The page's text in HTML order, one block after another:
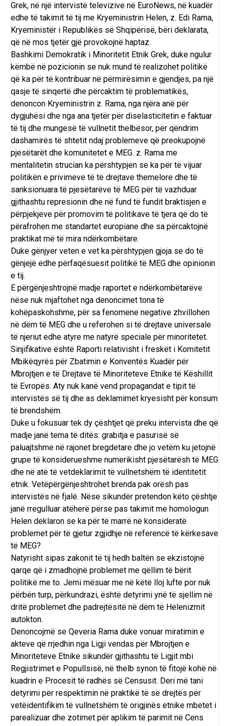
Grek, në një intervistë televizive në EuroNews, në kuadër
edhe të takimit të tij me Kryeministrin Helen, z. Edi Rama,
Kryeministër i Republikës së Shqipërisë, bëri deklarata,
që në mos tjetër gjë provokojnë haptaz.
Bashkimi Demokratik i Minoritetit Etnik Grek, duke ngulur
këmbë në pozicionin se nuk mund të realizohet politikë
që ka për të kontribuar në përmirësimin e gjendjes, pa një
qasje të sinqertë dhe përcaktim të problematikës,
denoncon Kryeministrin z. Rama, nga njëra anë për
dygjuhësi dhe nga ana tjetër për diselasticitetin e faktuar
të tij dhe mungesë të vullnetit thelbësor, për qëndrim
dashamirës të shtetit ndaj problemeve që preokupojnë
pjesëtarët dhe komunitetet e MEG. z. Rama me
mentalitetin strucian ka përshtypjen se ka për të vijuar
politikën e privimeve të të drejtave themelore dhe të
sanksionuara të pjesëtarëve të MEG për të vazhduar
gjithashtu represionin dhe në fund të fundit braktisjen e
përpjekjeve për promovim të politikave të tjera që do të
përafrohen me standartet europiane dhe sa përcaktojnë
praktikat më të mira ndërkombëtare.
Duke gënjyer veten e vet ka përshtypjen gjoja se do të
gënjejë edhe përfaqësuesit politikë të MEG dhe opinionin
e tij.
E përgënjeshtrojnë madje raportet e ndërkombëtarëve
nëse nuk mjaftohet nga denoncimet tona të
kohëpaskohshme, për sa fenomene negative zhvillohen
në dëm të MEG dhe u referohen si të drejtave universale
të njeriut edhe atyre me natyrë speciale për minoritetet.
Sinjifikative është Raporti relativisht i freskët i Komitetit
Mbikëqyrës për Zbatimin e Konventës Kuadër për
Mbrojtjen e të Drejtave të Minoriteteve Etnike të Këshillit
të Evropës. Aty nuk kanë vend propagandat e tipit të
intervistës së tij dhe as deklamimet kryesisht për konsum
të brendshëm.
Duke u fokusuar tek dy çështjet që preku intervista dhe që
madje janë tema të ditës: grabitja e pasurisë së
paluajtshme në rajonet bregdetare dhe jo vetëm ku jetojnë
grupe të konsiderueshme numerikisht pjesëtarësh të MEG
dhe në atë të vetdeklarimit të vullnetshëm të identitetit
etnik. Vetëpërgënjeshtrohet brenda pak orësh pas
intervistës në fjalë. Nëse sikundër pretendon këto çështje
janë rregulluar atëherë përse pas takimit me homologun
Helen deklaron se ka për të marrë në konsideratë
problemet për të gjetur zgjidhje në referencë të kërkesave
të MEG?
Natyrisht sipas zakonit të tij hedh baltën se ekzistojnë
qarqe që i zmadhojnë problemet me qëllim të bërit
politikë me to. Jemi mësuar me në këtë lloj lufte por nuk
përbën turp, përkundrazi, është detyrimi ynë të sjellim në
dritë problemet dhe padrejtësitë në dëm të Helenizmit
autokton.
Denoncojmë se Qeveria Rama duke vonuar miratimin e
akteve që rrjedhin nga Ligji vendas për Mbrojtjen e
Minoriteteve Etnike sikundër gjithashtu të Ligjit mbi
Regjistrimet e Popullsisë, në thelb synon të fitojë kohë në
kuadrin e Procesit të radhës së Censusit. Deri më tani
detyrimi për respektimin në praktikë të së drejtës për
vetëidentifikim të vullnetshëm të origjinës etnike mbetet i
parealizuar dhe zotimet për aplikim të parimit në Cens